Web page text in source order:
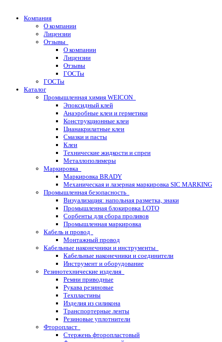
Компания
О компании
Лицензии
Отзывы
О компании
Лицензии
Отзывы
ГОСТы
ГОСТы
Каталог
Промышленная химия WEICON
Эпоксидный клей
Анаэробные клеи и герметики
Конструкционные клеи
Цианакрилатные клеи
Смазки и пасты
Клеи
Технические жидкости и спреи
Металлополимеры
Маркировка
Маркировка BRADY
Механическая и лазерная маркировка SIC MARKING
Промышленная безопасность
Визуализация: напольная разметка, знаки
Промышленная блокировка LOTO
Сорбенты для сбора проливов
Промышленная маркировка
Кабель и провод
Монтажный провод
Кабельные наконечники и инструменты
Кабельные наконечники и соединители
Инструмент и оборудование
Резинотехнические изделия
Ремни приводные
Рукава резиновые
Техпластины
Изделия из силикона
Транспортерные ленты
Резиновые уплотнители
Фторопласт
Стержень фторопластовый